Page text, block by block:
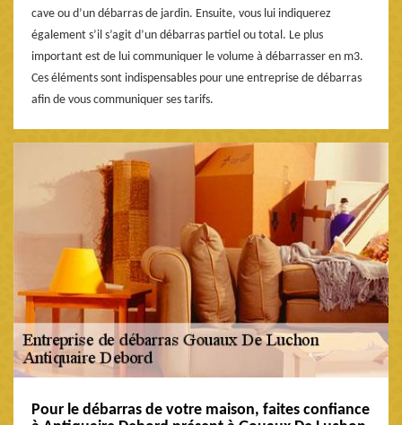
cave ou d’un débarras de jardin. Ensuite, vous lui indiquerez
également s’il s’agit d’un débarras partiel ou total. Le plus
important est de lui communiquer le volume à débarrasser en m3.
Ces éléments sont indispensables pour une entreprise de débarras
afin de vous communiquer ses tarifs.
Pour le débarras de votre maison, faites confiance